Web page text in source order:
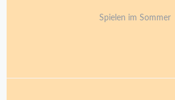
Spielen im Sommer